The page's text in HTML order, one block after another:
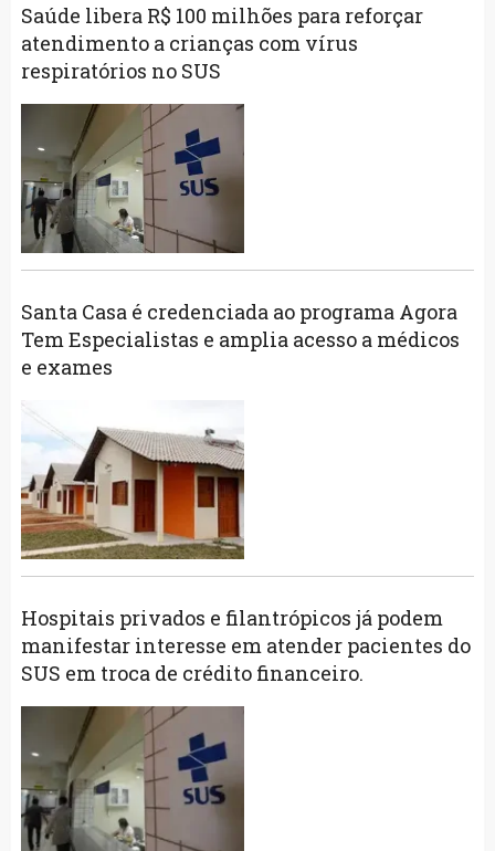
Saúde libera R$ 100 milhões para reforçar
atendimento a crianças com vírus
respiratórios no SUS
Santa Casa é credenciada ao programa Agora
Tem Especialistas e amplia acesso a médicos
e exames
Hospitais privados e filantrópicos já podem
manifestar interesse em atender pacientes do
SUS em troca de crédito financeiro.